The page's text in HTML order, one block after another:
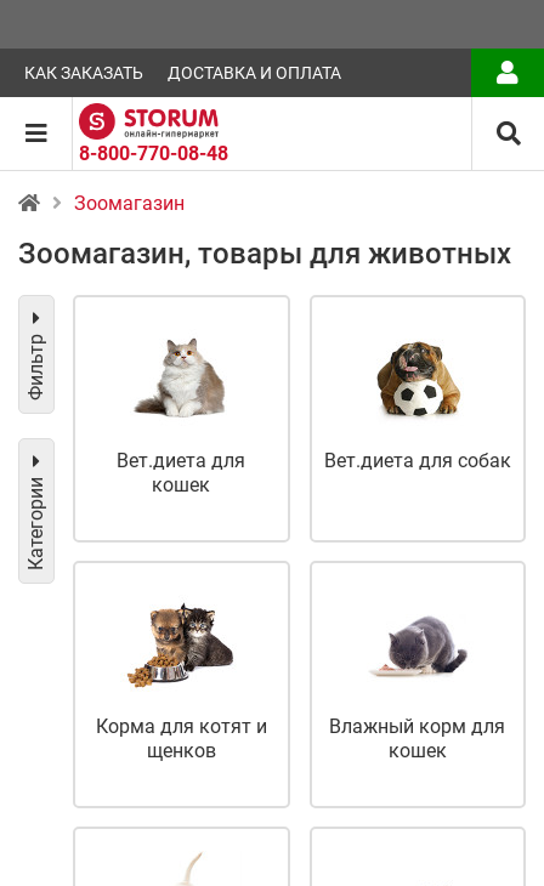
КАК ЗАКАЗАТЬ ДОСТАВКА И ОПЛАТА
8-800-770-08-48
Зоомагазин
Зоомагазин, товары для животных
Фильтр
Категории
Вет.диета для
кошек
Вет.диета для собак
Корма для котят и
щенков
Влажный корм для
кошек